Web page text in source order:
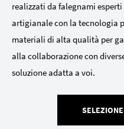
realizzati da falegnami
artigianale con la tecnologia
materiali di alta qualità per
alla collaborazione con
soluzione adatta a voi.